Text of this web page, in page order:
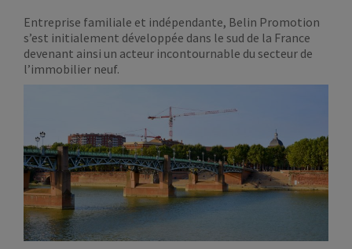
Entreprise familiale et indépendante, Belin Promotion
s’est initialement développée dans le sud de la France
devenant ainsi un acteur incontournable du secteur de
l’immobilier neuf.